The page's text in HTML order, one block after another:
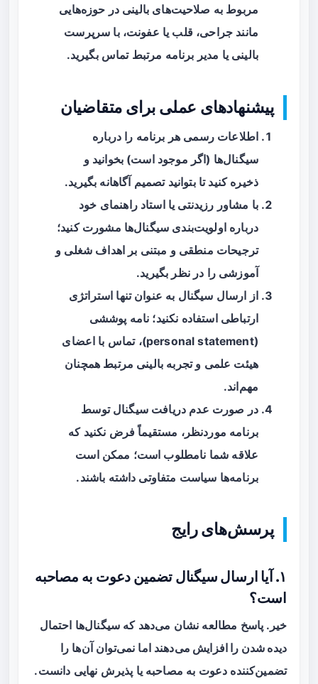
مربوط به صلاحیت‌های بالینی در حوزه‌هایی
مانند جراحی، قلب یا عفونت، با سرپرست
بالینی یا مدیر برنامه مرتبط تماس بگیرید.
پیشنهادهای عملی برای متقاضیان
اطلاعات رسمی هر برنامه را درباره
سیگنال‌ها (اگر موجود است) بخوانید و
ذخیره کنید تا بتوانید تصمیم آگاهانه بگیرید.
با مشاور رزیدنتی یا استاد راهنمای خود
درباره اولویت‌بندی سیگنال‌ها مشورت کنید؛
ترجیحات منطقی و مبتنی بر اهداف شغلی و
آموزشی را در نظر بگیرید.
از ارسال سیگنال به عنوان تنها استراتژی
ارتباطی استفاده نکنید؛ نامه پوششی
(personal statement)، تماس با اعضای
هیئت علمی و تجربه بالینی مرتبط همچنان
مهم‌اند.
در صورت عدم دریافت سیگنال توسط
برنامه موردنظر، مستقیماً فرض نکنید که
علاقه شما نامطلوب است؛ ممکن است
برنامه‌ها سیاست متفاوتی داشته باشند.
پرسش‌های رایج
۱. آیا ارسال سیگنال تضمین دعوت به مصاحبه
است؟
خیر. پاسخ مطالعه نشان می‌دهد که سیگنال‌ها احتمال
دیده شدن را افزایش می‌دهند اما نمی‌توان آن‌ها را
تضمین‌کننده دعوت به مصاحبه یا پذیرش نهایی دانست.